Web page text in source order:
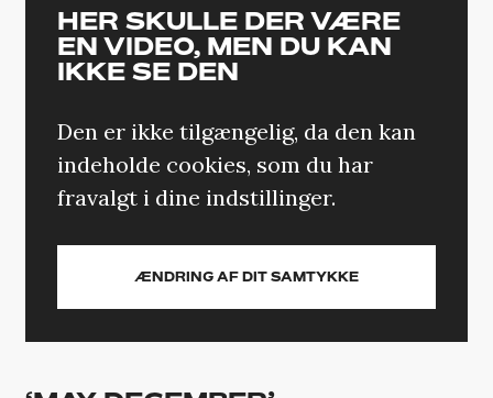
HER SKULLE DER VÆRE
EN VIDEO, MEN DU KAN
IKKE SE DEN
Den er ikke tilgængelig, da den kan
indeholde cookies, som du har
fravalgt i dine indstillinger.
ÆNDRING AF DIT SAMTYKKE